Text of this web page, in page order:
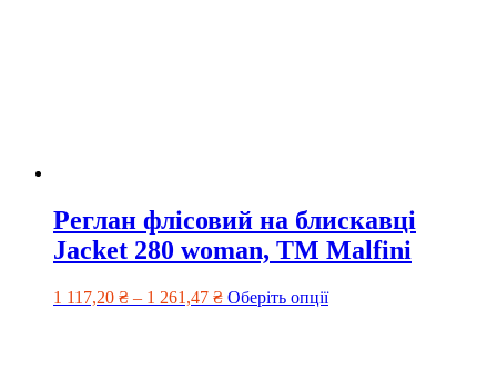
Реглан флісовий на блискавці
Jacket 280 woman, TM Malfini
1 117,20 ₴ – 1 261,47 ₴ Оберіть опції